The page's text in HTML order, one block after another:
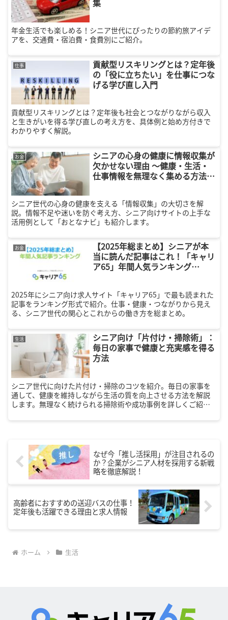
年金生活でも楽しめる！シニア世代にぴったりの節約旅アイデ
アを、交通費・宿泊費・食費別にご紹介。
仕事
貢献型リスキリングとは？定年後
の「役に立ちたい」を仕事につな
げる学び直し入門
貢献型リスキリングとは？定年後も社会とつながりながら収入
と生きがいを得る学び直しの考え方を、具体例と始め方付きで
わかりやすく解説。
お金
シニアの心身の健康に情報収集が
欠かせない理由 ～健康・生活・
仕事情報を無理なく集める方法と
シニア世代の心身の健康を支える「情報収集」の大切さを解
説。情報不足や迷いを防ぐ考え方、シニア向けサイトの上手な
活用例として「おとなナビ」も紹介します。
お金
【2025年総まとめ】シニアが本
当に読んだ記事はこれ！「キャリ
ア65」年間人気ランキング
2025年にシニア向け求人サイト「キャリア65」で最も読まれた
記事をランキング形式で紹介。仕事・健康・つながりから見え
る、シニア世代の関心とこれからの働き方を総まとめ。
生活
シニア向け「片付け・掃除術」：
毎日の家事で健康と充実感を得る
方法
シニア世代に向けた片付け・掃除のコツを紹介。毎日の家事を
通して、健康を維持しながら生活の質を向上させる方法を解説
します。無理なく続けられる掃除術や成功事例を詳しくご紹
なぜ今「推し活採用」が注目されるの
か？企業がシニア人材を採用する新戦
略を徹底解説！
高齢者におすすめの送迎バスの仕事！
定年後も活躍できる理由と求人情報
ホーム 生活